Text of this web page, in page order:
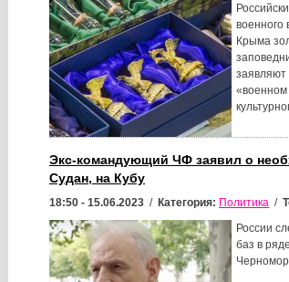
военного
Крыма
заявляют
«военном
Экс-командующий ЧФ заявил о
Судан, на Кубу
18:50 - 15.06.2023 / Категория: Политика /
России
баз в